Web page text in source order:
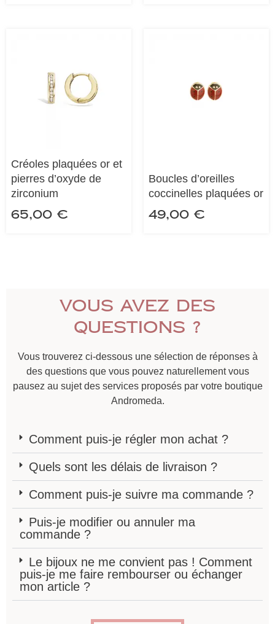
Créoles plaquées or et
pierres d’oxyde de
zirconium
65,00 €
Boucles d’oreilles
coccinelles plaquées or
49,00 €
Vous avez des
questions ?
Vous trouverez ci-dessous une sélection de réponses à
des questions que vous pouvez naturellement vous
pausez au sujet des services proposés par votre boutique
Andromeda.
Comment puis-je régler mon achat ?
Quels sont les délais de livraison ?
Comment puis-je suivre ma commande ?
Puis-je modifier ou annuler ma
commande ?
Le bijoux ne me convient pas ! Comment
puis-je me faire rembourser ou échanger
mon article ?